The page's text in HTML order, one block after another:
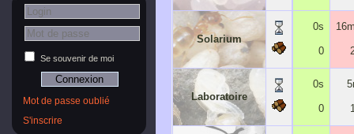
Se souvenir de moi
Mot de passe oublié
S'inscrire
Solarium
Laboratoire
0s
0
0s
0